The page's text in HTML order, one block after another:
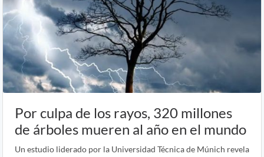
Por culpa de los rayos, 320 millones
de árboles mueren al año en el mundo
Un estudio liderado por la Universidad Técnica de Múnich revela